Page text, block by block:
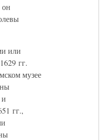
он
или
гг.
музее
гг.,